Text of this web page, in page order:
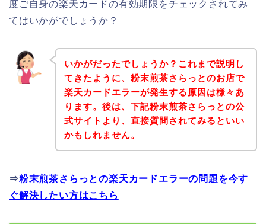
度ご自身の楽天カードの有効期限をチェックされてみ
てはいかがでしょうか？
いかがだったでしょうか？これまで説明し
てきたように、粉末煎茶さらっとのお店で
楽天カードエラーが発生する原因は様々あ
ります。後は、下記粉末煎茶さらっとの公
式サイトより、直接質問されてみるといい
かもしれません。
⇒粉末煎茶さらっとの楽天カードエラーの問題を今す
ぐ解決したい方はこちら